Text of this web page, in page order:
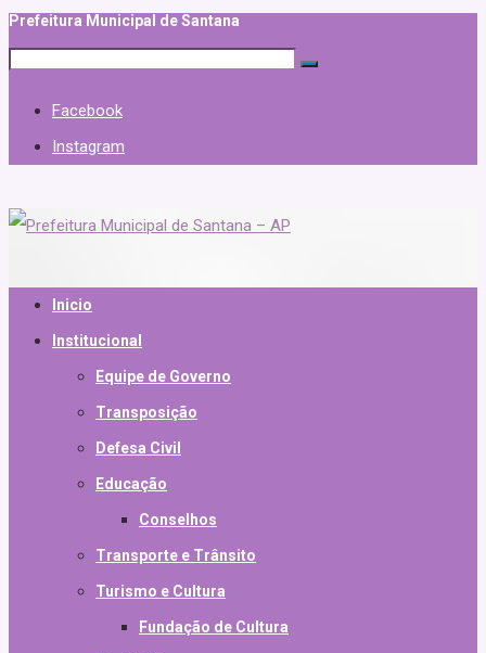
Prefeitura Municipal de Santana
Facebook
Instagram
Inicio
Institucional
Equipe de Governo
Transposição
Defesa Civil
Educação
Conselhos
Transporte e Trânsito
Turismo e Cultura
Fundação de Cultura